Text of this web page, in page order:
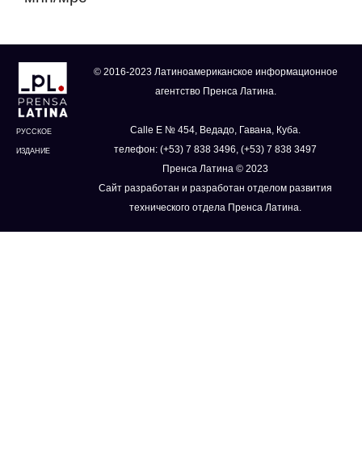
РУССКОЕ
ИЗДАНИЕ
© 2016-2023 Латиноамериканское информационное
агентство Пренса Латина.
Calle E № 454, Ведадо, Гавана, Куба.
телефон: (+53) 7 838 3496, (+53) 7 838 3497
Пренса Латина © 2023
Сайт разработан и разработан отделом развития
технического отдела Пренса Латина.